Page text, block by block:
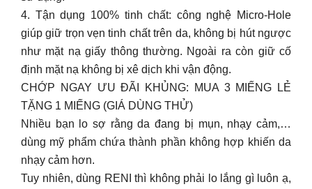
4. Tận dụng 100% tinh chất: công nghệ Micro-Hole
giúp giữ trọn vẹn tinh chất trên da, không bị hút ngược
như mặt nạ giấy thông thường. Ngoài ra còn giữ cố
định mặt nạ không bị xê dịch khi vận động.
CHỚP NGAY ƯU ĐÃI KHỦNG: MUA 3 MIẾNG LẺ
TẶNG 1 MIẾNG (GIÁ DÙNG THỬ)
Nhiều bạn lo sợ rằng da đang bị mụn, nhạy cảm,…
dùng mỹ phẩm chứa thành phần không hợp khiến da
nhạy cảm hơn.
Tuy nhiên, dùng RENI thì không phải lo lắng gì luôn ạ,